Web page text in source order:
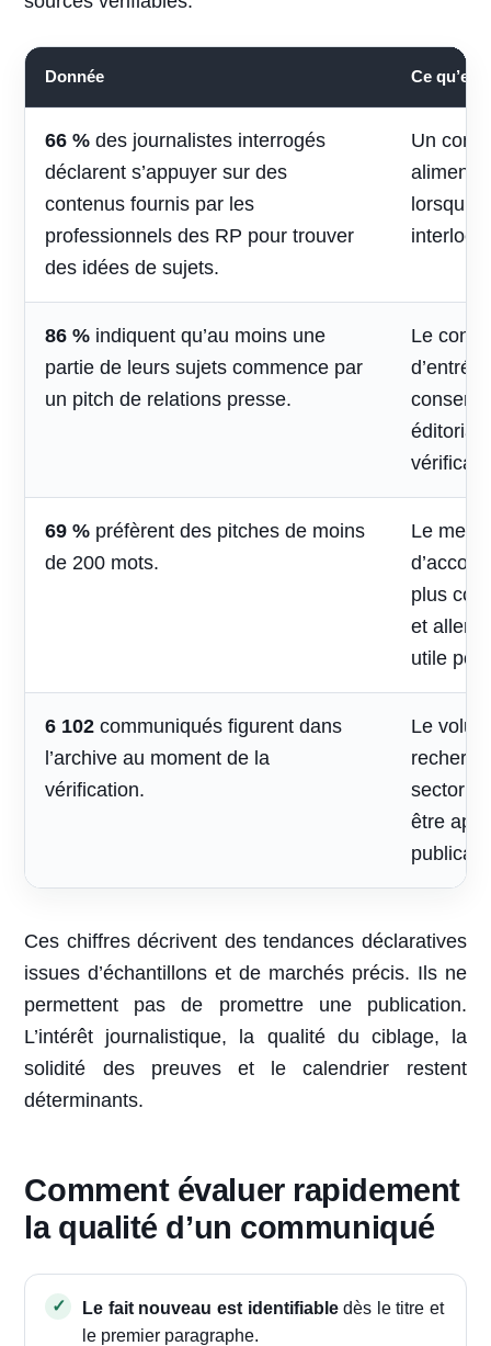
Donnée Ce
66 % des journalistes interrogés
déclarent s’appuyer sur des
contenus fournis par les
professionnels des RP pour trouver
des idées de sujets.
Un
lorsqu’il
86 % indiquent qu’au moins une
partie de leurs sujets commence par
un pitch de relations presse.
Le
69 % préfèrent des pitches de moins
de 200 mots.
Le
plus
et aller
utile
6 102 communiqués figurent dans
l’archive au moment de la
vérification.
Le
être
Ces chiffres décrivent des tendances déclaratives
issues d’échantillons et de marchés précis. Ils ne
permettent pas de promettre une publication.
L’intérêt journalistique, la qualité du ciblage, la
solidité des preuves et le calendrier restent
déterminants.
Comment évaluer rapidement
la qualité d’un communiqué
Le fait nouveau est identifiabledès le titre et
le premier paragraphe.